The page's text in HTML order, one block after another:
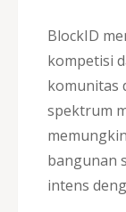
BlockID
kompetisi
komunitas
spektrum
bangunan
intens